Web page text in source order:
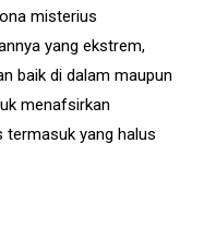
misterius
yang ekstrem,
baik di dalam maupun
menafsirkan
termasuk yang halus